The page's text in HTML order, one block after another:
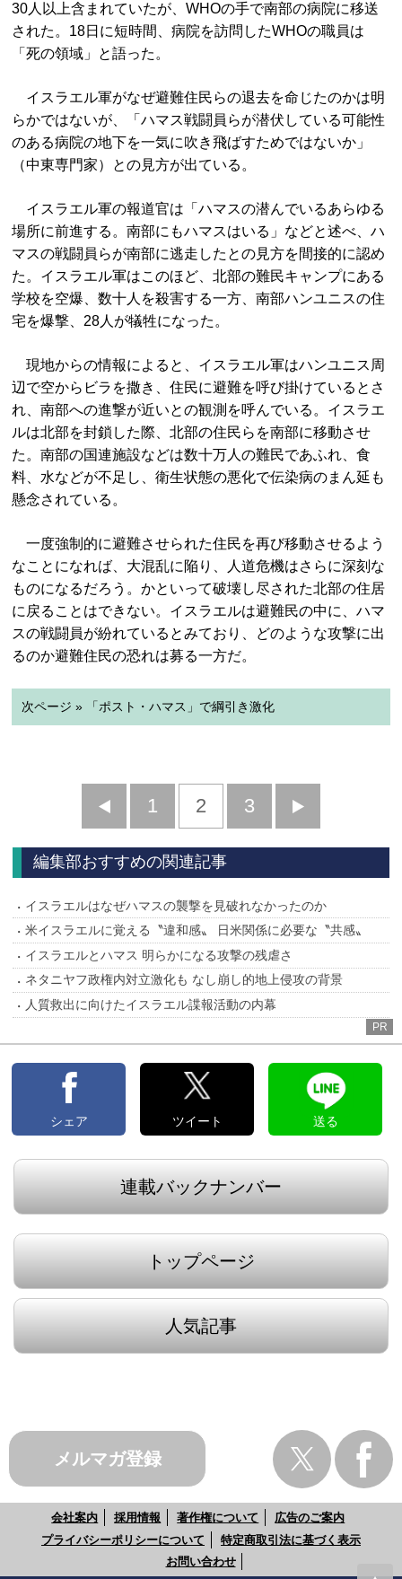
30人以上含まれていたが、WHOの手で南部の病院に移送
された。18日に短時間、病院を訪問したWHOの職員は
「死の領域」と語った。
イスラエル軍がなぜ避難住民らの退去を命じたのかは明
らかではないが、「ハマス戦闘員らが潜伏している可能性
のある病院の地下を一気に吹き飛ばすためではないか」
（中東専門家）との見方が出ている。
イスラエル軍の報道官は「ハマスの潜んでいるあらゆる
場所に前進する。南部にもハマスはいる」などと述べ、ハ
マスの戦闘員らが南部に逃走したとの見方を間接的に認め
た。イスラエル軍はこのほど、北部の難民キャンプにある
学校を空爆、数十人を殺害する一方、南部ハンユニスの住
宅を爆撃、28人が犠牲になった。
現地からの情報によると、イスラエル軍はハンユニス周
辺で空からビラを撒き、住民に避難を呼び掛けているとさ
れ、南部への進撃が近いとの観測を呼んでいる。イスラエ
ルは北部を封鎖した際、北部の住民らを南部に移動させ
た。南部の国連施設などは数十万人の難民であふれ、食
料、水などが不足し、衛生状態の悪化で伝染病のまん延も
懸念されている。
一度強制的に避難させられた住民を再び移動させるよう
なことになれば、大混乱に陥り、人道危機はさらに深刻な
ものになるだろう。かといって破壊し尽された北部の住居
に戻ることはできない。イスラエルは避難民の中に、ハマ
スの戦闘員が紛れているとみており、どのような攻撃に出
るのか避難住民の恐れは募る一方だ。
次ページ » 「ポスト・ハマス」で綱引き激化
前
へ
1 2 3
へ
編集部おすすめの関連記事
イスラエルはなぜハマスの襲撃を見破れなかったのか
米イスラエルに覚える〝違和感〟 日米関係に必要な〝共感〟
イスラエルとハマス 明らかになる攻撃の残虐さ
ネタニヤフ政権内対立激化も なし崩し的地上侵攻の背景
人質救出に向けたイスラエル諜報活動の内幕
PR
シェア ツイート 送る
連載バックナンバー
トップページ
人気記事
メルマガ登録
会社案内 採用情報 著作権について
広告のご案内
プライバシーポリシーについて
特定商取引法に基づく表示
お問い合わせ